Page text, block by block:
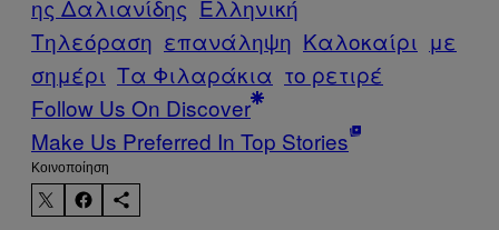
ης Δαλιανίδης Ελληνική
Τηλεόραση επανάληψη Καλοκαίρι με
σημέρι Τα Φιλαράκια το ρετιρέ
Follow Us On Discover
Make Us Preferred In Top Stories
Kοινοποίηση